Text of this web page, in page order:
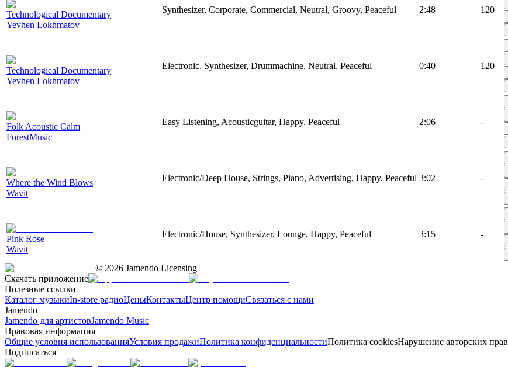
Technological Documentary
Yevhen Lokhmatov
Synthesizer, Corporate, Commercial, Neutral, Groovy, Peaceful 2:48 120
Technological Documentary
Yevhen Lokhmatov
Electronic, Synthesizer, Drummachine, Neutral, Peaceful 0:40 120
Folk Acoustic Calm
ForestMusic
Easy Listening, Acousticguitar, Happy, Peaceful 2:06 -
Where the Wind Blows
Wavit
Electronic/Deep House, Strings, Piano, Advertising, Happy, Peaceful 3:02 -
Pink Rose
Wavit
Electronic/House, Synthesizer, Lounge, Happy, Peaceful 3:15 -
© 2026 Jamendo Licensing
Скачать приложение
Полезные ссылки
Каталог музыкиIn-store радиоЦеныКонтактыЦентр помощиСвязаться с нами
Jamendo
Jamendo для артистовJamendo Music
Правовая информация
Общие условия использованияУсловия продажиПолитика конфиденциальностиПолитика cookiesНарушение авторских прав
Подписаться